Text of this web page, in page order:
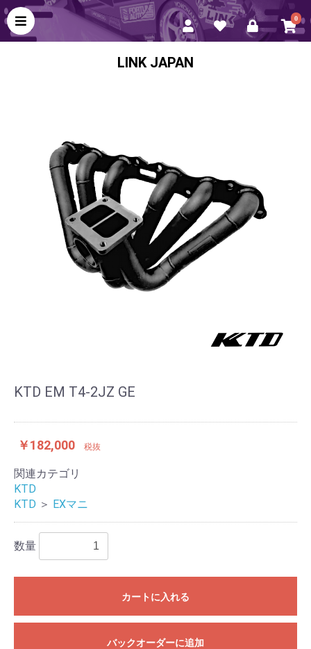
0
LINK JAPAN
KTD EM T4-2JZ GE
￥182,000 税抜
関連カテゴリ
KTD
KTD ＞ EXマニ
数量
カートに入れる
バックオーダーに追加